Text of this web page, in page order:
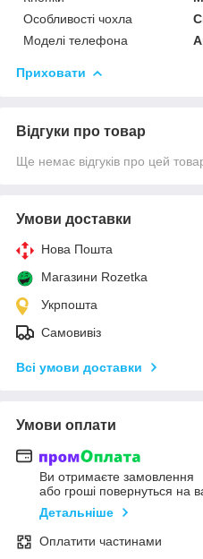
Особливості чохла
Моделі телефона
Приховати
Відгуки про товар
Ще немає відгуків про цей
Умови доставки
Нова Пошта
Магазини Rozetka
Укрпошта
Самовивіз
Всі умови доставки
Умови оплати
Ви отримаєте замовлення
або гроші повернуться на
Детальніше
Оплатити частинами